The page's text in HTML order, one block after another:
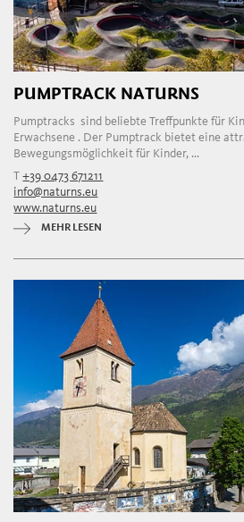
PUMPTRACK NATURNS
Pumptracks sind beliebte Treffpunkte für
Erwachsene . Der Pumptrack bietet eine
Bewegungsmöglichkeit für Kinder, ...
T+39 0473 671211
info@naturns.eu
www.naturns.eu
MEHR LESEN